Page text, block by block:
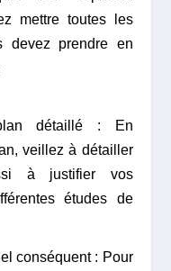
mettre toutes les
devez prendre en
détaillé : En
veillez à détailler
à justifier vos
études de
conséquent : Pour